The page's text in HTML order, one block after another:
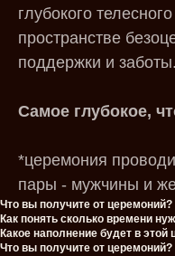
глубокого
пространстве
поддержки и заботы.
Самое глубокое,
*церемония
пары - мужчины и
Что вы получите от церемоний?
Как понять сколько времени
Какое наполнение будет в этой
Что вы получите от церемоний?